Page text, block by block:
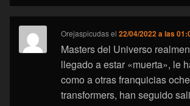
Orejaspicudasel22/04/2022 a las
Masters del Universo
llegado a estar «muerta», le
como a otras franquicias
transformers, han seguido